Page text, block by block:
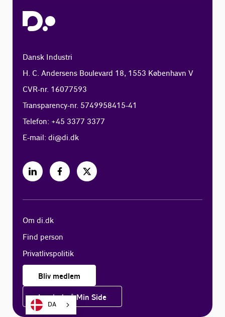
Dansk Industri
H. C. Andersens Boulevard 18, 1553 København V
CVR-nr. 16077593
Transparency-nr. 5749958415-41
Telefon: +45 3377 3377
E-mail:di@di.dk
Om di.dk
Find person
Privatlivspolitik
Bliv medlem
Log ind på Min Side
DA